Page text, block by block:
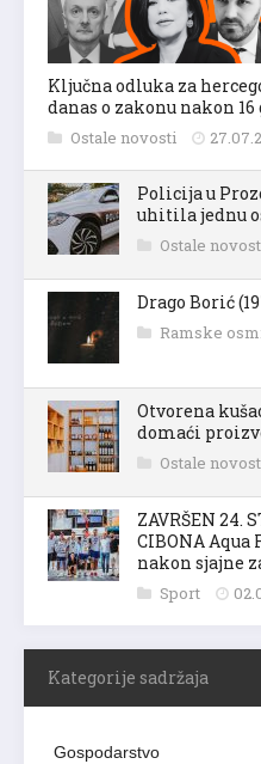
Ključna odluka za
danas o zakonu nakon
Ostale novosti
Policija u
uhitila jednu
Ostale
Drago Borić
Ramske
Otvorena
domaći
Ostale
ZAVRŠEN 24.
CIBONA
nakon sjajne
Sport
Kategorije sadržaja
Gospodarstvo